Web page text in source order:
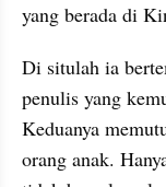
yang berada di
Di situlah ia
penulis yang
Keduanya
orang anak.